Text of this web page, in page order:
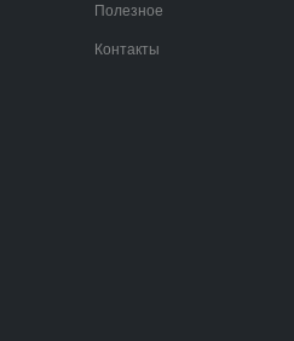
Полезное
Контакты